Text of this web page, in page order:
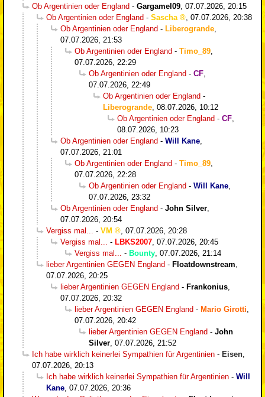
Ob Argentinien oder England - Gargamel09 07.07.2026, 20:15
Ob Argentinien oder England - Sascha
07.07.2026, 20:38
Ob Argentinien oder England - Liberogrande
07.07.2026, 21:53
Ob Argentinien oder England - Timo_89
07.07.2026, 22:29
Ob Argentinien oder England - CF
07.07.2026, 22:49
Ob Argentinien oder England -
Liberogrande 08.07.2026, 10:12
Ob Argentinien oder England - CF
08.07.2026, 10:23
Ob Argentinien oder England - Will Kane
07.07.2026, 21:01
Ob Argentinien oder England - Timo_89
07.07.2026, 22:28
Ob Argentinien oder England - Will Kane
07.07.2026, 23:32
Ob Argentinien oder England - John Silver
07.07.2026, 20:54
Vergiss mal...
- VM
07.07.2026, 20:28
Vergiss mal...
- LBKS2007 07.07.2026, 20:45
Vergiss mal...
- Bounty 07.07.2026, 21:14
lieber Argentinien GEGEN England - Floatdownstream
07.07.2026, 20:25
lieber Argentinien GEGEN England - Frankonius
07.07.2026, 20:32
lieber Argentinien GEGEN England - Mario Girotti
07.07.2026, 20:42
lieber Argentinien GEGEN England - John
Silver 07.07.2026, 21:52
Ich habe wirklich keinerlei Sympathien für Argentinien - Eisen
07.07.2026, 20:13
Ich habe wirklich keinerlei Sympathien für Argentinien - Will
Kane 07.07.2026, 20:36